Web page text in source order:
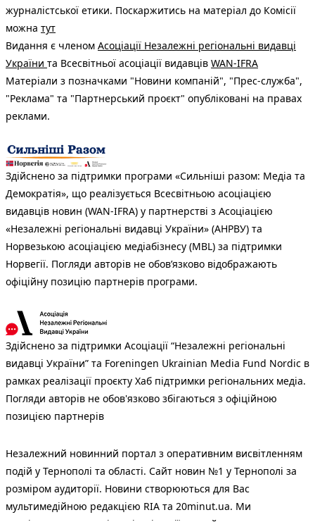
журналістської етики. Поскаржитись на матеріал до Комісії
можна тут
Видання є членом Асоціації Незалежні регіональні видавці
України та Всесвітньої асоціації видавців WAN-IFRA
Матеріали з позначками "Новини компаній", "Прес-служба",
"Реклама" та "Партнерський проєкт" опубліковані на правах
реклами.
Здійснено за підтримки програми «Сильніші разом: Медіа та
Демократія», що реалізується Всесвітньою асоціацією
видавців новин (WAN-IFRA) у партнерстві з Асоціацією
«Незалежні регіональні видавці України» (АНРВУ) та
Норвезькою асоціацією медіабізнесу (MBL) за підтримки
Норвегії. Погляди авторів не обов’язково відображають
офіційну позицію партнерів програми.
Здійснено за підтримки Асоціації “Незалежні регіональні
видавці України” та Foreningen Ukrainian Media Fund Nordic в
рамках реалізації проєкту Хаб підтримки регіональних медіа.
Погляди авторів не обов'язково збігаються з офіційною
позицією партнерів
Незалежний новинний портал з оперативним висвітленням
подій у Тернополі та області. Сайт новин №1 у Тернополі за
розміром аудиторії. Новини створюються для Вас
мультимедійною редакцією RIA та 20minut.ua. Ми